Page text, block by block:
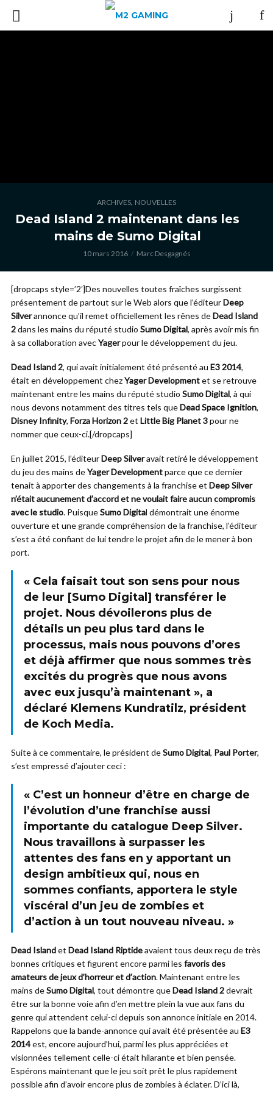
ARCHIVES, NOUVELLES
Dead Island 2 maintenant dans les
mains de Sumo Digital
10 mars 2016 Marc Desgagnés
[dropcaps style=’2′]Des nouvelles toutes fraîches surgissent
présentement de partout sur le Web alors que l’éditeurDeep
Silverannonce qu’il remet officiellement les rênes deDead Island
2dans les mains du réputé studio Sumo Digital, après avoir mis fin
à sa collaboration avecYagerpour le développement du jeu.
Dead Island 2, qui avait initialement été présenté au E3 2014,
était en développement chezYager Developmentet se retrouve
maintenant entre les mains du réputé studio Sumo Digital, à qui
nous devons notamment des titres tels queDead Space Ignition,
Disney Infinity, Forza Horizon 2et Little Big Planet 3pour ne
nommer que ceux-ci.[/dropcaps]
En juillet 2015, l’éditeurDeep Silveravait retiré le développement
du jeu des mains deYager Developmentparce que ce dernier
tenait à apporter des changements à la franchise et Deep Silver
n’était aucunement d’accord et ne voulait faire aucun compromis
avec le studio. PuisqueSumo Digital démontrait une énorme
ouverture et une grande compréhension de la franchise, l’éditeur
s’est a été confiant de lui tendre le projet afin de le mener à bon
port.
« Cela faisait tout son sens pour nous
de leur [Sumo Digital ] transférer le
projet. Nous dévoilerons plus de
détails un peu plus tard dans le
processus, mais nous pouvons d’ores
et déjà affirmer que nous sommes très
excités du progrès que nous avons
avec eux jusqu’à maintenant », a
déclaré Klemens Kundratilz, président
de Koch Media.
Suite à ce commentaire, le président deSumo Digital, Paul Porter,
s’est empressé d’ajouter ceci :
« C’est un honneur d’être en charge de
l’évolution d’une franchise aussi
importante du catalogue Deep Silver.
Nous travaillons à surpasser les
attentes des fans en y apportant un
design ambitieux qui, nous en
sommes confiants, apportera le style
viscéral d’un jeu de zombies et
d’action à un tout nouveau niveau. »
Dead Islandet Dead Island Riptideavaient tous deux reçu de très
bonnes critiques et figurent encore parmi les favoris des
amateurs de jeux d’horreur et d’action. Maintenant entre les
mains deSumo Digital, tout démontre queDead Island 2devrait
être sur la bonne voie afin d’en mettre plein la vue aux fans du
genre qui attendent celui-ci depuis son annonce initiale en 2014.
Rappelons que la bande-annonce qui avait été présentée au E3
2014est, encore aujourd’hui, parmi les plus appréciées et
visionnées tellement celle-ci était hilarante et bien pensée.
Espérons maintenant que le jeu soit prêt le plus rapidement
possible afin d’avoir encore plus de zombies à éclater. D’ici là,